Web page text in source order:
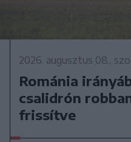
2026. augusztus 08.,
Románia
csalidrón
frissítve